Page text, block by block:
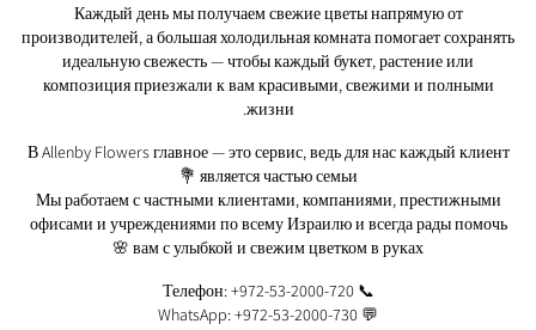
Каждый день мы получаем свежие цветы напрямую от
производителей, а большая холодильная комната помогает сохранять
идеальную свежесть — чтобы каждый букет, растение или
композиция приезжали к вам красивыми, свежими и полными
жизни.
В Allenby Flowers главное — это сервис, ведь для нас каждый клиент
является частью семьи 💐
Мы работаем с частными клиентами, компаниями, престижными
офисами и учреждениями по всему Израилю и всегда рады помочь
вам с улыбкой и свежим цветком в руках 🌸
📞 Телефон: +972-53-2000-720
💬 WhatsApp: +972-53-2000-730